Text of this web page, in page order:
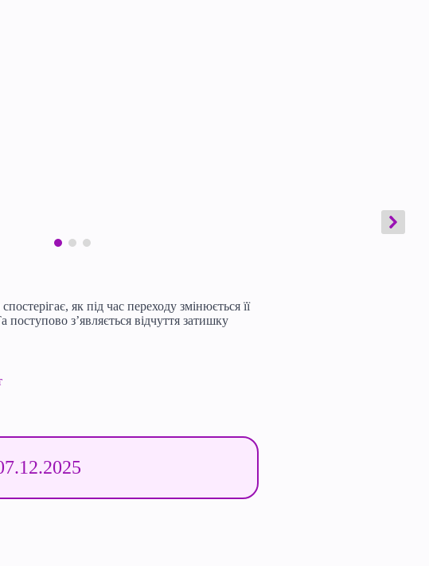
як під час переходу змінюється її
з’являється відчуття затишку